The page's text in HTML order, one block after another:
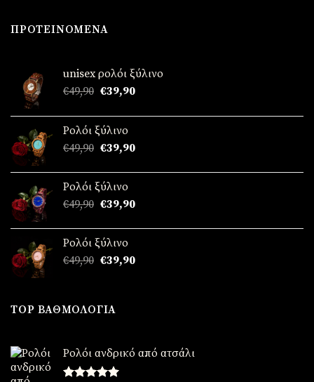
ΠΡΟΤΕΙΝΌΜΕΝΑ
unisex ρολόι ξύλινο
€49,90 Original
was:
€49,90.
€39,90Η
τιμή
€39,90.
Ρολόι ξύλινο
€49,90 Original
was:
€49,90.
€39,90Η
τιμή
€39,90.
Ρολόι ξύλινο
€49,90 Original
was:
€49,90.
€39,90Η
τιμή
€39,90.
Ρολόι ξύλινο
€49,90 Original
€49,90.
€39,90Η
TOP ΒΑΘΜΟΛΟΓΊΑ
Ρολόι ανδρικό από ατσάλι